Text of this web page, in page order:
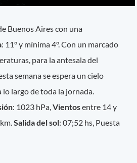
Buenos Aires con una
: 11° y mínima 4°. Con un marcado
para la antesala del
semana se espera un cielo
largo de toda la jornada.
: 1023 hPa,Vientosentre 14 y
Salida del sol: 07;52 hs, Puesta